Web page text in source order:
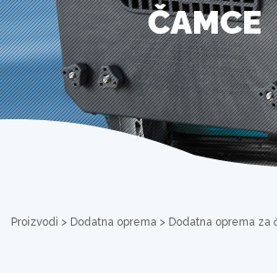
ČAMCE
Proizvodi > Dodatna oprema > Dodatna oprema za